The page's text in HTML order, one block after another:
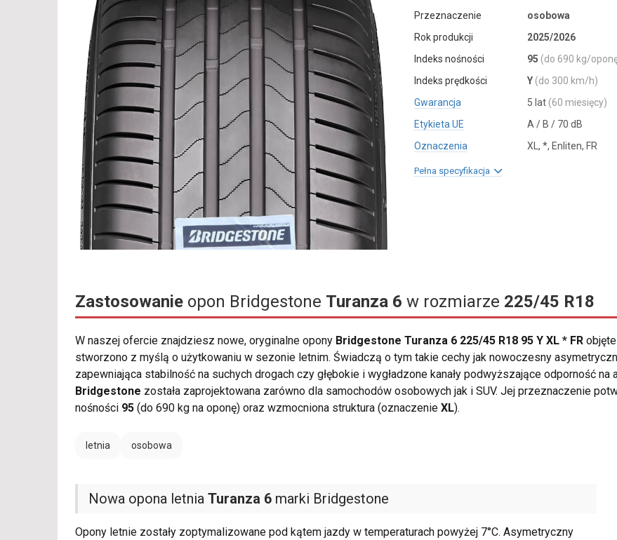
Przeznaczenie
osobowa
Rok produkcji
2025/2026
Indeks nośności
95 (do 690 kg/
Indeks prędkości
Y (do 300 km/h)
Gwarancja
5 lat (60 miesięcy)
Etykieta UE
A / B / 70 dB
Oznaczenia
XL, *, Enliten, FR
Pełna specyfikacja
Zastosowanie opon Bridgestone Turanza 6 w rozmiarze 225/45 R18
W naszej ofercie znajdziesz nowe, oryginalne opony Bridgestone Turanza 6 225/45 R18 95 Y XL * FR
stworzono z myślą o użytkowaniu w sezonie letnim. Świadczą o tym takie cechy jak nowoczesny
zapewniająca stabilność na suchych drogach czy głębokie i wygładzone kanały podwyższające odporność na
Bridgestone została zaprojektowana zarówno dla samochodów osobowych jak i SUV. Jej przeznaczenie
nośności 95 (do 690 kg na oponę) oraz wzmocniona struktura (oznaczenie XL).
letnia osobowa
Nowa opona letnia Turanza 6 marki Bridgestone
Opony letnie zostały zoptymalizowane pod kątem jazdy w temperaturach powyżej 7°C. Asymetryczny